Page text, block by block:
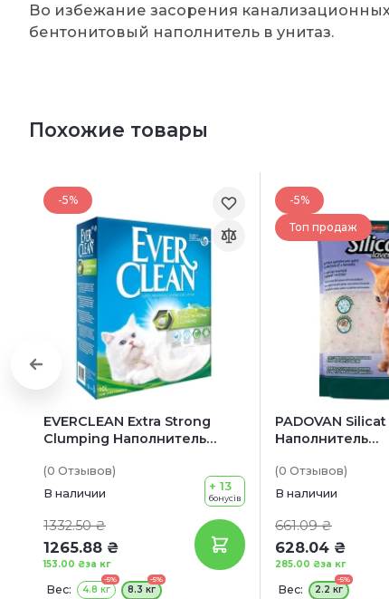
Во избежание засорения
бентонитовый наполнитель в унитаз.
Похожие товары
-5%
EVERCLEAN Extra Strong
Clumping Наполнитель
кошачьих туалетов (с
ароматом свежести)
(0 Отзывов)
В наличии
1332.50 ₴
1265.88 ₴
за кг
153.00 ₴
+ 13
бонусів
Вес:
-5%
4.8 кг
-5%
8.3 кг
-5%
Топ продаж
PADOVAN
Наполнитель
кошачьих
ароматом
(0 Отзывов)
В наличии
661.09 ₴
628.04 ₴
за кг
285.00 ₴
Вес:
-5%
2.2 кг